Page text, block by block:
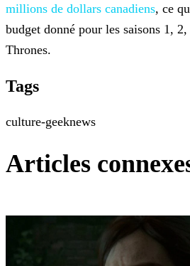
millions de dollars canadiens, ce
budget donné pour les saisons 1,
Thrones.
Tags
culture-geeknews
Articles